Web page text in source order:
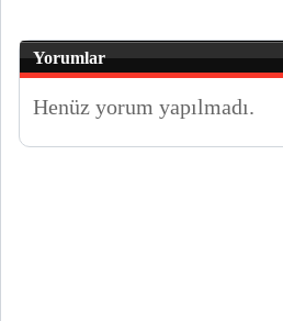
Yorumlar
Henüz yorum yapılmadı.